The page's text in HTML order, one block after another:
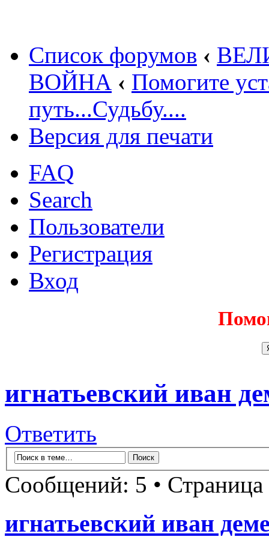
Список форумов ‹
ВОЙНА ‹ Помогите
путь...Судьбу....
Версия для печати
FAQ
Search
Пользователи
Регистрация
Вход
игнатьевский иван
Ответить
Сообщений: 5 • Страница
игнатьевский иван